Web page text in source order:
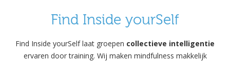
Find Inside yourSelf
Find Inside yourSelf laat groepen collectieve intelligentie
ervaren door training. Wij maken mindfulness makkelijk